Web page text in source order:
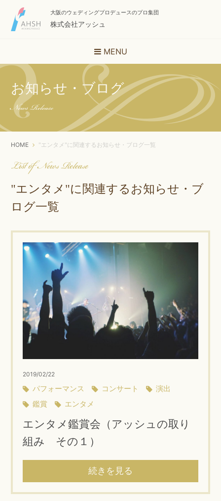
大阪のウェディングプロデュースのプロ集団
株式会社アッシュ
MENU
お知らせ・ブログ
News Release
HOME "エンタメ"に関連するお知らせ・ブログ一覧
List of News Release
"エンタメ"に関連するお知らせ・ブ
ログ一覧
2019/02/22
パフォーマンス コンサート
演出
鑑賞
エンタメ
エンタメ鑑賞会（アッシュの取り
組み その１）
続きを見る